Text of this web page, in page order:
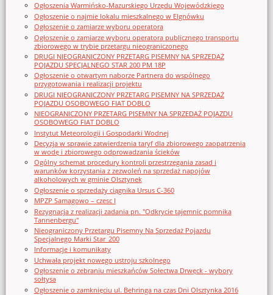
Ogłoszenia Warmińsko-Mazurskiego Urzędu Wojewódzkiego
Ogłoszenie o najmie lokalu mieszkalnego w Elgnówku
Ogłoszenie o zamiarze wyboru operatora
Ogłoszenie o zamiarze wyboru operatora publicznego transportu
zbiorowego w trybie przetargu nieograniczonego
DRUGI NIEOGRANICZONY PRZETARG PISEMNY NA SPRZEDAŻ
POJAZDU SPECJALNEGO STAR 200 PM 18P
Ogłoszenie o otwartym naborze Partnera do wspólnego
przygotowania i realizacji projektu
DRUGI NIEOGRANICZONY PRZETARG PISEMNY NA SPRZEDAŻ
POJAZDU OSOBOWEGO FIAT DOBLO
NIEOGRANICZONY PRZETARG PISEMNY NA SPRZEDAŻ POJAZDU
OSOBOWEGO FIAT DOBLO
Instytut Meteorologii i Gospodarki Wodnej
Decyzja w sprawie zatwierdzenia taryf dla zbiorowego zaopatrzenia
w wodę i zbiorowego odprowadzania ścieków
Ogólny schemat procedury kontroli przestrzegania zasad i
warunków korzystania z zezwoleń na sprzedaż napojów
alkoholowych w gminie Olsztynek
Ogłoszenie o sprzedaży ciągnika Ursus C-360
MPZP Samagowo – czesc I
Rezygnacja z realizacji zadania pn. "Odkrycie tajemnic pomnika
Tannenbergu"
Nieograniczony Przetargu Pisemny Na Sprzedaż Pojazdu
Specjalnego Marki Star_200
Informacje i komunikaty
Uchwała projekt nowego ustroju szkolnego
Ogłoszenie o zebraniu mieszkańców Sołectwa Drwęck - wybory
sołtysa
Ogłoszenie o zamknięciu ul. Behringa na czas Dni Olsztynka 2016